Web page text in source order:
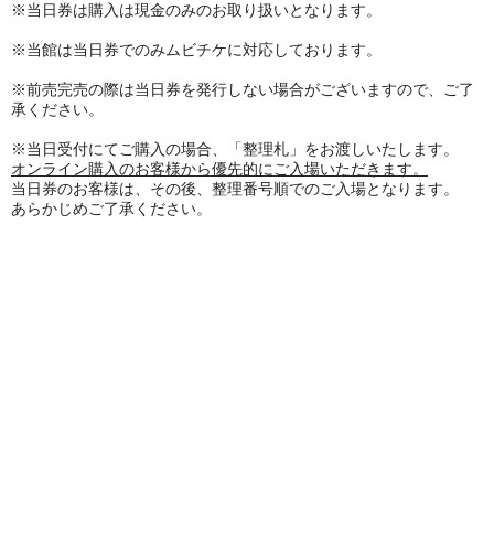
※当日券は購入は現金のみのお取り扱いとなります。
※当館は当日券でのみムビチケに対応しております。
※前売完売の際は当日券を発行しない場合がございますので、ご了
承ください。
※当日受付にてご購入の場合、「整理札」をお渡しいたします。
オンライン購入のお客様から優先的にご入場いただきます。
当日券のお客様は、その後、整理番号順でのご入場となります。
あらかじめご了承ください。